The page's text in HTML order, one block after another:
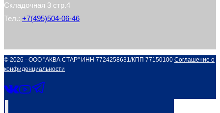
Складочная 3 стр.4
Тел.: +7(495)504-06-46
© 2026 - ООО "АКВА СТАР" ИНН 7724258631/КПП 77150100 Соглашение о
конфиденциальности